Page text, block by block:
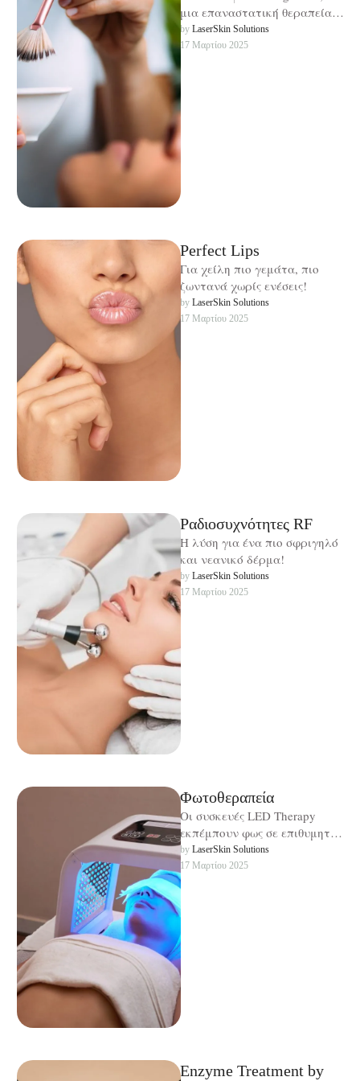
μια επαναστατική θεραπεία
απολέπισης νέας γενιάς που
συνδυάζει τη δύναμη του
γλυκολικού …
by LaserSkin Solutions
17 Μαρτίου 2025
Perfect Lips
Για χείλη πιο γεμάτα, πιο
ζωντανά χωρίς ενέσεις!
by LaserSkin Solutions
17 Μαρτίου 2025
Ραδιοσυχνότητες RF
Η λύση για ένα πιο σφριγηλό
και νεανικό δέρμα!
by LaserSkin Solutions
17 Μαρτίου 2025
Φωτοθεραπεία
Οι συσκευές LED Therapy
εκπέμπουν φως σε επιθυμητά
και επιλεγμένα μήκη κύματος
ανάλογα με το πιο πρόβλημα
της …
by LaserSkin Solutions
17 Μαρτίου 2025
Enzyme Treatment by